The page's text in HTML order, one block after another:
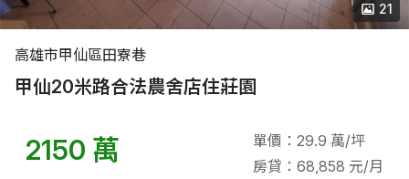
高雄市甲仙區田寮巷
甲仙20米路合法農舍店住莊園
21
2150 萬
單價：29.9 萬/坪
房貸：68,858 元/月